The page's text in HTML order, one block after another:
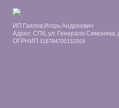
ИП Гаялов Игорь Андреевич
Адрес: СПб, ул. Генерала Симоняка,
ОГРНИП 318784700132503